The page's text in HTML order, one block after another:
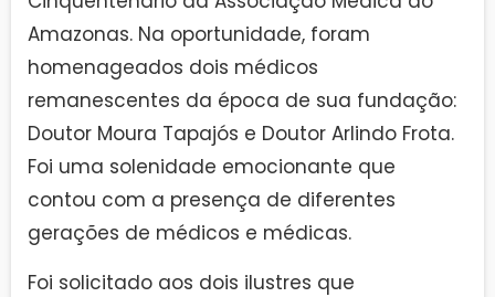
Amazonas. Na oportunidade, foram
homenageados dois médicos
remanescentes da época de sua fundação:
Doutor Moura Tapajós e Doutor Arlindo Frota.
Foi uma solenidade emocionante que
contou com a presença de diferentes
gerações de médicos e médicas.
Foi solicitado aos dois ilustres que